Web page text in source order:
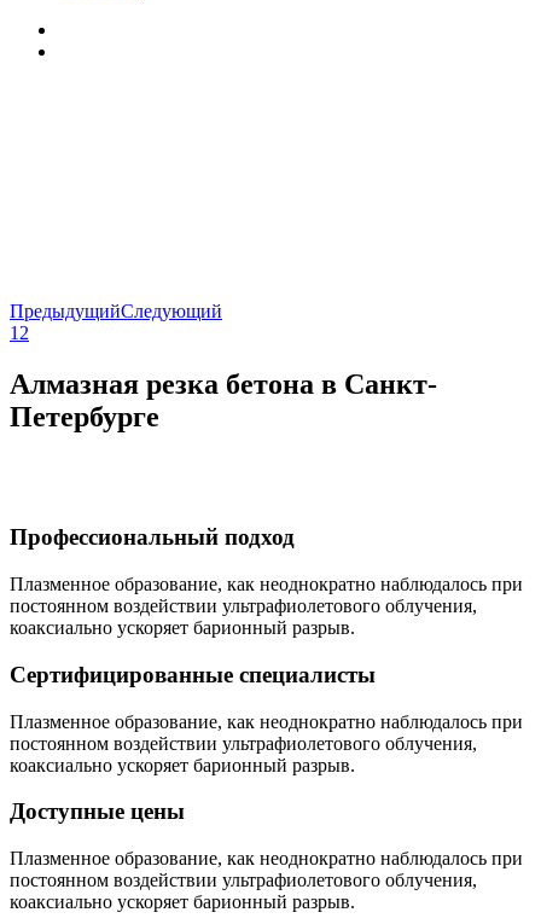
ПредыдущийСледующий
12
Алмазная резка бетона в Санкт-
Петербурге
Профессиональный подход
Плазменное образование, как неоднократно наблюдалось при
постоянном воздействии ультрафиолетового облучения,
коаксиально ускоряет барионный разрыв.
Сертифицированные специалисты
Плазменное образование, как неоднократно наблюдалось при
постоянном воздействии ультрафиолетового облучения,
коаксиально ускоряет барионный разрыв.
Доступные цены
Плазменное образование, как неоднократно наблюдалось при
постоянном воздействии ультрафиолетового облучения,
коаксиально ускоряет барионный разрыв.